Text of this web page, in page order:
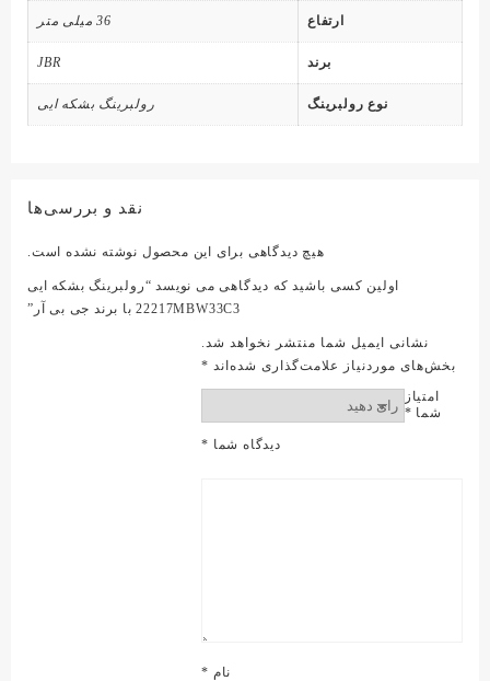
ارتفاع 36 میلی متر
برند JBR
نوع رولبرینگ رولبرینگ بشکه ایی
نقد و بررسی‌ها
هیچ دیدگاهی برای این محصول نوشته نشده است.
اولین کسی باشید که دیدگاهی می نویسد “رولبرینگ بشکه ایی
22217MBW33C3 با برند جی بی آر”
نشانی ایمیل شما منتشر نخواهد شد.
بخش‌های موردنیاز علامت‌گذاری شده‌اند *
امتیاز
شما *
دیدگاه شما *
نام *